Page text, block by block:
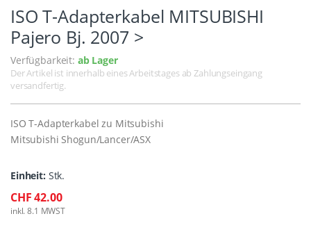
ISO T-Adapterkabel MITSUBISHI
Pajero Bj. 2007 >
Verfügbarkeit: ab Lager
Der Artikel ist innerhalb eines Arbeitstages ab Zahlungseingang
versandfertig.
ISO T-Adapterkabel zu Mitsubishi
Mitsubishi Shogun/Lancer/ASX
Einheit: Stk.
CHF 42.00
inkl. 8.1 MWST